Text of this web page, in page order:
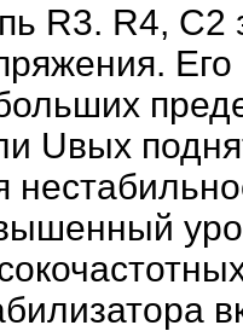
R3. R4, С2
Uвых